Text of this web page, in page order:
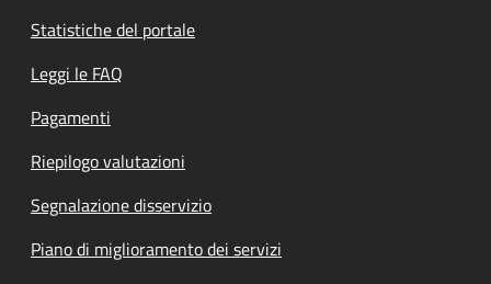
Statistiche del portale
Leggi le FAQ
Pagamenti
Riepilogo valutazioni
Segnalazione disservizio
Piano di miglioramento dei servizi